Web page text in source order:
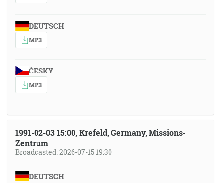
DEUTSCH
MP3
ČESKY
MP3
1991-02-03 15:00, Krefeld, Germany, Missions-
Zentrum
Broadcasted: 2026-07-15 19:30
DEUTSCH